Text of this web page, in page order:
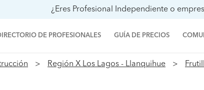
¿Eres Profesional Independiente o
DE PROFESIONALES GUÍA DE PRECIOS
Región X Los Lagos - Llanquihue